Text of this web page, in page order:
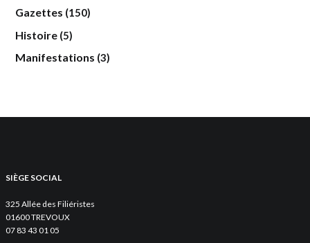
Gazettes (150)
Histoire (5)
Manifestations (3)
SIÈGE SOCIAL
325 Allée des Filiéristes
01600 TREVOUX
07 83 43 01 05